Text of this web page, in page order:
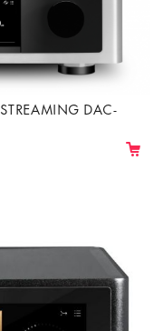
DAC-